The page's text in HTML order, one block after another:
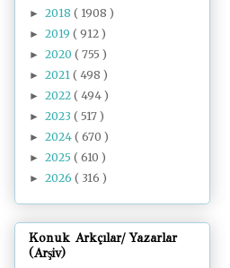
► 2018 ( 1908 )
► 2019 ( 912 )
► 2020 ( 755 )
► 2021 ( 498 )
► 2022 ( 494 )
► 2023 ( 517 )
► 2024 ( 670 )
► 2025 ( 610 )
► 2026 ( 316 )
Konuk Arkçılar/ Yazarlar
(Arşiv)